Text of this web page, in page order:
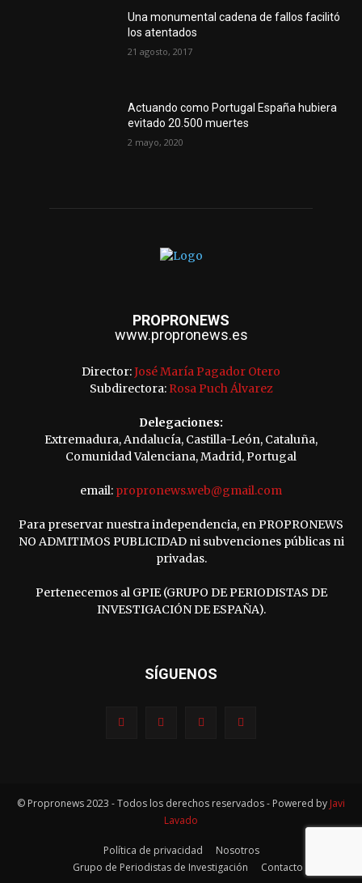
Una monumental cadena de fallos facilitó
los atentados
21 agosto, 2017
Actuando como Portugal España hubiera
evitado 20.500 muertes
2 mayo, 2020
PROPRONEWS
www.propronews.es
Director:José María Pagador Otero
Subdirectora: Rosa Puch Álvarez
Delegaciones:
Extremadura, Andalucía, Castilla-León, Cataluña,
Comunidad Valenciana, Madrid, Portugal
email: propronews.web@gmail.com
Para preservar nuestra independencia, en PROPRONEWS
NO ADMITIMOS PUBLICIDAD ni subvenciones públicas ni
privadas.
Pertenecemos al GPIE (GRUPO DE PERIODISTAS DE
INVESTIGACIÓN DE ESPAÑA).
SÍGUENOS
© Propronews 2023 - Todos los derechos reservados - Powered by Javi
Lavado
Política de privacidad
Nosotros
Grupo de Periodistas de Investigación
Contacto